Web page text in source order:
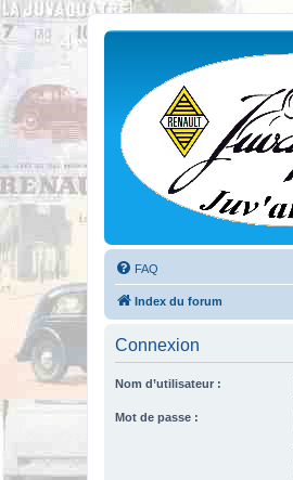
FAQ
Index du forum
Connexion
Nom d’utilisateur :
Mot de passe :